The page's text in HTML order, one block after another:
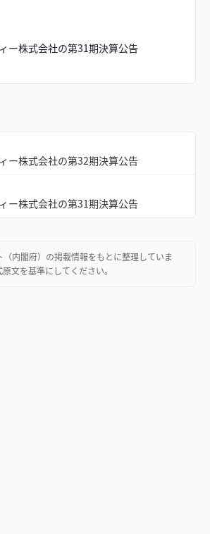
ー株式会社の第31期決算公告
ー株式会社の第32期決算公告
ー株式会社の第31期決算公告
内閣府） の掲載情報をもとに整理していま
文を基準にしてください。